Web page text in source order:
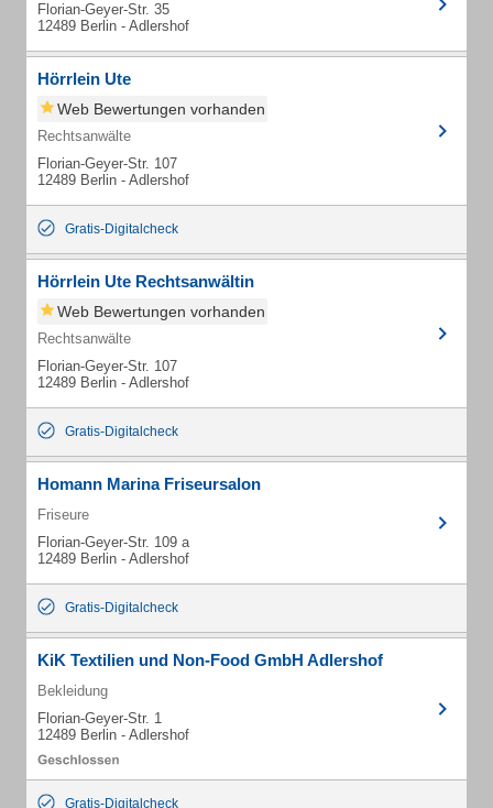
Florian-Geyer-Str. 35
12489 Berlin - Adlershof
Hörrlein Ute
Web Bewertungen vorhanden
Rechtsanwälte
Florian-Geyer-Str. 107
12489 Berlin - Adlershof
Gratis-Digitalcheck
Hörrlein Ute Rechtsanwältin
Web Bewertungen vorhanden
Rechtsanwälte
Florian-Geyer-Str. 107
12489 Berlin - Adlershof
Gratis-Digitalcheck
Homann Marina Friseursalon
Friseure
Florian-Geyer-Str. 109 a
12489 Berlin - Adlershof
Gratis-Digitalcheck
KiK Textilien und Non-Food GmbH Adlershof
Bekleidung
Florian-Geyer-Str. 1
12489 Berlin - Adlershof
Gratis-Digitalcheck